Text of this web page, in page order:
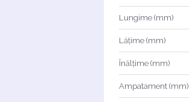
Lungime (mm)
Lățime (mm)
Înălțime (mm)
Ampatament (mm)